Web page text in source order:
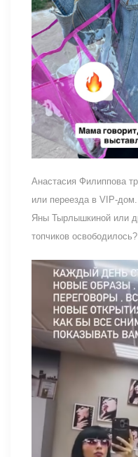
Анастасия Филиппова
или переезда в VIP-
Яны Тырлышкиной или
топчиков освободилось?